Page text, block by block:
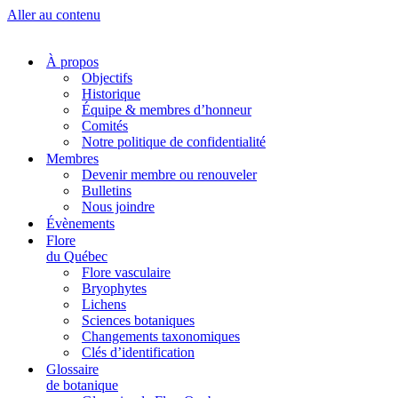
Aller au contenu
À propos
Objectifs
Historique
Équipe & membres d’honneur
Comités
Notre politique de confidentialité
Membres
Devenir membre ou renouveler
Bulletins
Nous joindre
Évènements
Flore
du Québec
Flore vasculaire
Bryophytes
Lichens
Sciences botaniques
Changements taxonomiques
Clés d’identification
Glossaire
de botanique